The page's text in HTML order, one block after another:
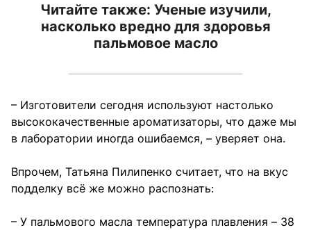
Читайте также: Ученые изучили,
насколько вредно для здоровья
пальмовое масло
– Изготовители сегодня используют настолько
высококачественные ароматизаторы, что даже мы
в лаборатории иногда ошибаемся, – уверяет она.
Впрочем, Татьяна Пилипенко считает, что на вкус
подделку всё же можно распознать:
– У пальмового масла температура плавления – 38